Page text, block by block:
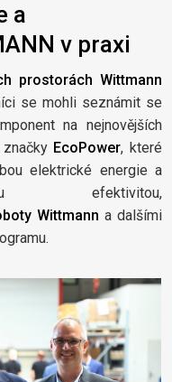
a
v praxi
prostorách Wittmann
se mohli seznámit se
na nejnovějších
EcoPower, které
elektrické energie a
efektivitou,
Wittmann a dalšími